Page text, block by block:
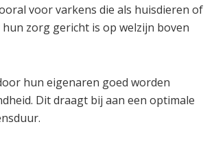
voor varkens die als huisdieren of
zorg gericht is op welzijn boven
hun eigenaren goed worden
Dit draagt bij aan een optimale